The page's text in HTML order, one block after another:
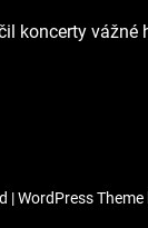
koncerty vážné
| WordPress Theme